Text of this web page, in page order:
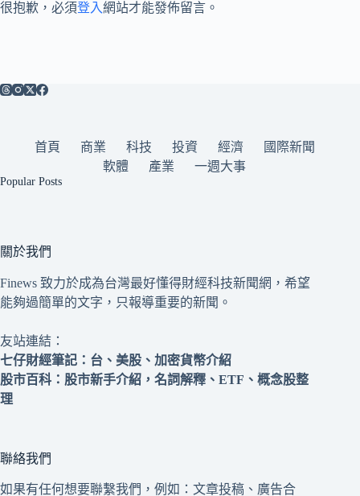
很抱歉，必須登入網站才能發佈留言。
首頁 商業 科技 投資 經濟
國際新聞
軟體
產業 一週大事
Popular Posts
關於我們
Finews 致力於成為台灣最好懂得財經科技新聞網，希望
能夠過簡單的文字，只報導重要的新聞。
友站連結：
七仔財經筆記 ：台、美股、加密貨幣介紹
股市百科 ：股市新手介紹，名詞解釋、ETF、概念股整
理
聯絡我們
如果有任何想要聯繫我們，例如：文章投稿、廣告合